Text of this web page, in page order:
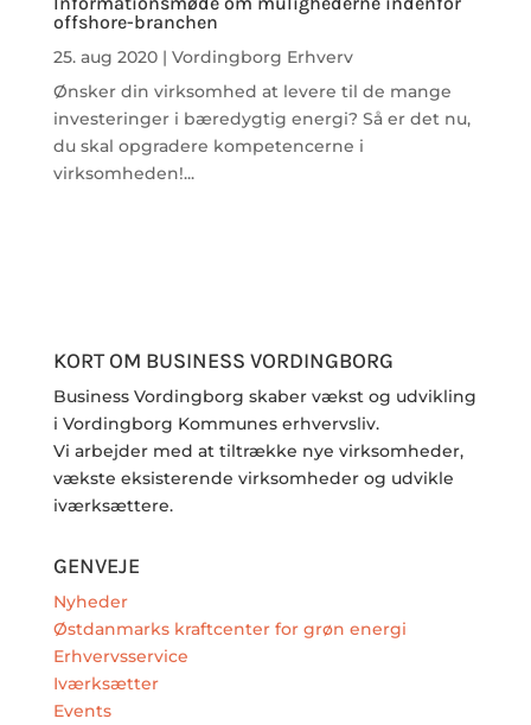
offshore-branchen
25. aug 2020| Vordingborg Erhverv
Ønsker din virksomhed at levere til de mange
investeringer i bæredygtig energi? Så er det nu,
du skal opgradere kompetencerne i
virksomheden!...
KORT OM BUSINESS VORDINGBORG
Business Vordingborg skaber vækst og udvikling
i Vordingborg Kommunes erhvervsliv.
Vi arbejder med at tiltrække nye virksomheder,
vækste eksisterende virksomheder og udvikle
iværksættere.
GENVEJE
Nyheder
Østdanmarks kraftcenter for grøn energi
Erhvervsservice
Iværksætter
Events